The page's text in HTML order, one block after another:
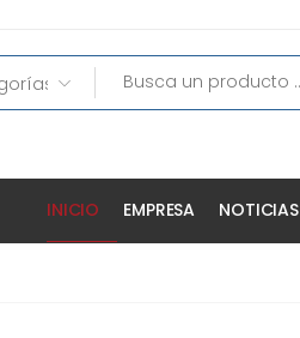
INICIO EMPRESA NOTICIAS